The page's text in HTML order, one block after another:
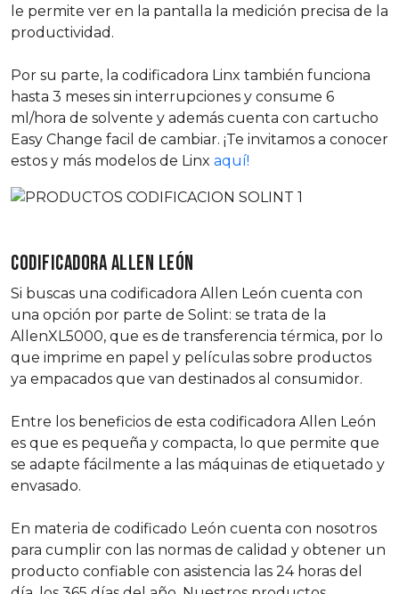
le permite ver en la pantalla la medición precisa de la
productividad.
Por su parte, la codificadora Linx también funciona
hasta 3 meses sin interrupciones y consume 6
ml/hora de solvente y además cuenta con cartucho
Easy Change facil de cambiar. ¡Te invitamos a conocer
estos y más modelos de Linx aquí!
CODIFICADORA ALLEN LEÓN
Si buscas una codificadora Allen León cuenta con
una opción por parte de Solint: se trata de la
AllenXL5000, que es de transferencia térmica, por lo
que imprime en papel y películas sobre productos
ya empacados que van destinados al consumidor.
Entre los beneficios de esta codificadora Allen León
es que es pequeña y compacta, lo que permite que
se adapte fácilmente a las máquinas de etiquetado y
envasado.
En materia de codificado León cuenta con nosotros
para cumplir con las normas de calidad y obtener un
producto confiable con asistencia las 24 horas del